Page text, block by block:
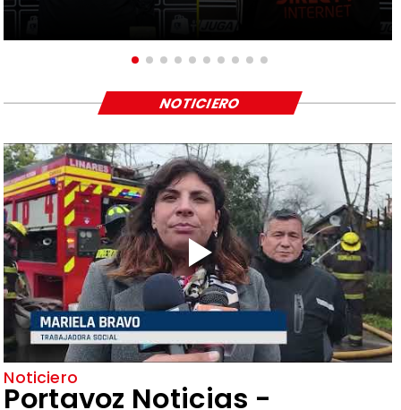
Noticiero
Portavoz Noticias -
NOTICIERO